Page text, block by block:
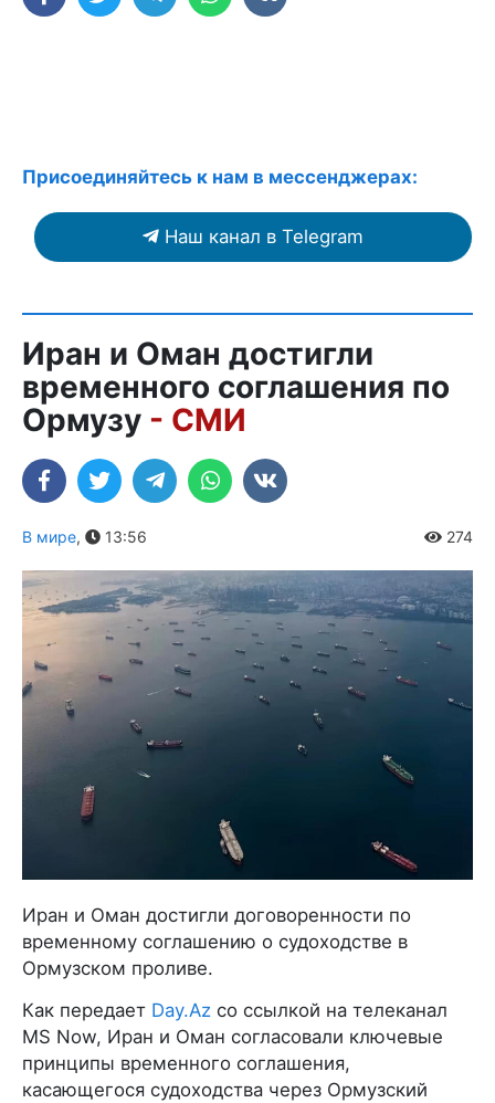
Присоединяйтесь к нам в мессенджерах:
Наш канал в Telegram
Иран и Оман достигли
временного соглашения по
Ормузу - СМИ
В мире, 13:56 274
Иран и Оман достигли договоренности по
временному соглашению о судоходстве в
Ормузском проливе.
Как передает Day.Az со ссылкой на телеканал
MS Now, Иран и Оман согласовали ключевые
принципы временного соглашения,
касающегося судоходства через Ормузский